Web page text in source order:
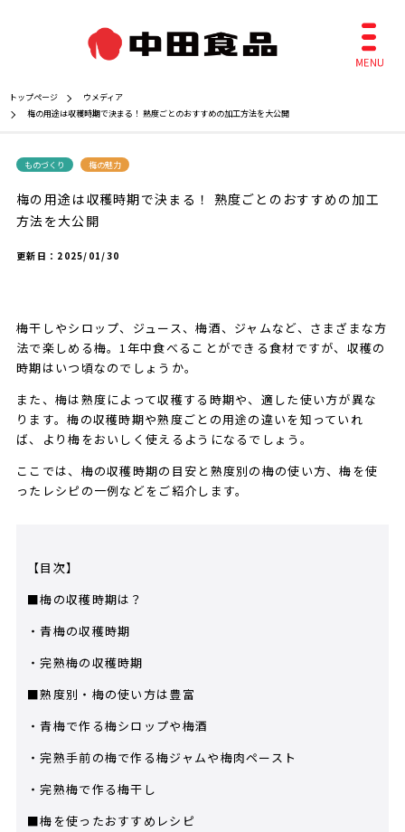
トップページ
ウメディア
梅の用途は収穫時期で決まる！ 熟度ごとのおすすめの加工方法を大公開
ものづくり 梅の魅力
梅の用途は収穫時期で決まる！ 熟度ごとのおすすめの加工
方法を大公開
更新日： 2025/01/30
梅干しやシロップ、ジュース、梅酒、ジャムなど、さまざまな方
法で楽しめる梅。1年中食べることができる食材ですが、収穫の
時期はいつ頃なのでしょうか。
また、梅は熟度によって収穫する時期や、適した使い方が異な
ります。梅の収穫時期や熟度ごとの用途の違いを知っていれ
ば、より梅をおいしく使えるようになるでしょう。
ここでは、梅の収穫時期の目安と熟度別の梅の使い方、梅を使
ったレシピの一例などをご紹介します。
【目次】
■梅の収穫時期は？
・青梅の収穫時期
・完熟梅の収穫時期
■熟度別・梅の使い方は豊富
・青梅で作る梅シロップや梅酒
・完熟手前の梅で作る梅ジャムや梅肉ペースト
・完熟梅で作る梅干し
■梅を使ったおすすめレシピ